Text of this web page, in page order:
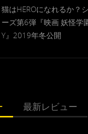
猫はHEROになれるか？
ーズ第6弾『映画 妖怪学
Y』2019年冬公開
最新レビュー